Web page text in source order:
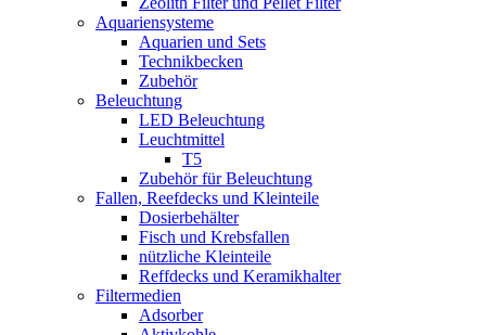
Aquariensysteme
Aquarien und Sets
Technikbecken
Zubehör
Beleuchtung
LED Beleuchtung
Leuchtmittel
T5
Zubehör für Beleuchtung
Fallen, Reefdecks und Kleinteile
Dosierbehälter
Fisch und Krebsfallen
nützliche Kleinteile
Reffdecks und Keramikhalter
Filtermedien
Adsorber